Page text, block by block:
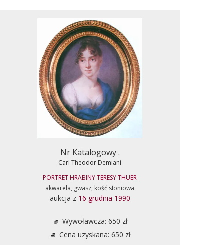
Nr Katalogowy .
Carl Theodor Demiani
PORTRET HRABINY TERESY THUER
akwarela, gwasz, kość słoniowa
aukcja z 16 grudnia 1990
Wywoławcza: 650 zł
Cena uzyskana: 650 zł